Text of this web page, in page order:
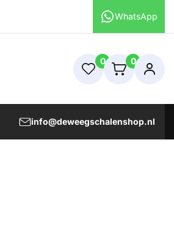
WhatsApp
0 0
info@deweegschalenshop.nl